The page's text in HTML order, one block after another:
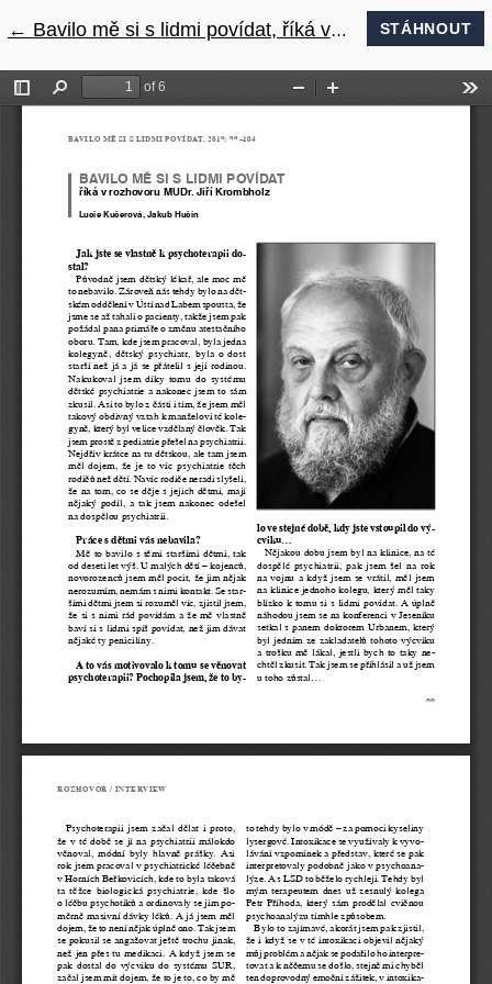
← Návrat na podrobnosti článku
Bavilo mě si s lidmi povídat, říká v rozhovoru MUDr. Jiří Krombholz STÁHNOUT